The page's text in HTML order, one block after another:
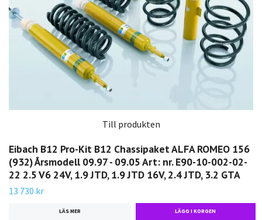
Till produkten
Eibach B12 Pro-Kit B12 Chassipaket ALFA ROMEO 156
(932) Årsmodell 09.97 - 09.05 Art: nr. E90-10-002-02-
22 2.5 V6 24V, 1.9 JTD, 1.9 JTD 16V, 2.4 JTD, 3.2 GTA
13 730 kr
LÄS MER